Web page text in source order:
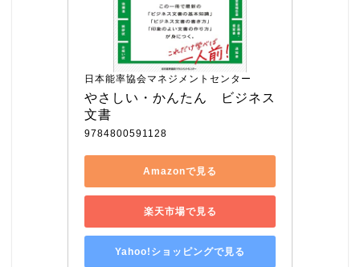
日本能率協会マネジメントセンター
やさしい・かんたん　ビジネス
文書
9784800591128
Amazonで見る
楽天市場で見る
Yahoo!ショッピングで見る